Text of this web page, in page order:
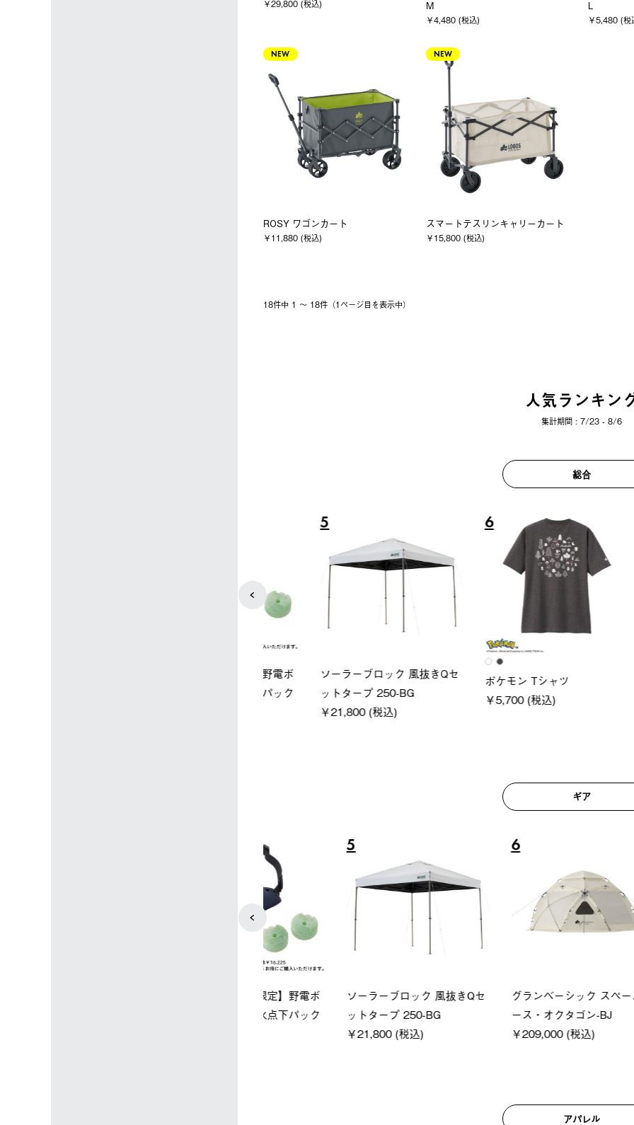
￥29,800 (税込)
M
￥4,480 (税込)
L
￥5,480 (税
NEW
ROSY ワゴンカート
￥11,880 (税込)
NEW
スマートテスリンキャリーカート
￥15,800 (税込)
18件中 1 〜 18件（1ページ⽬を表⽰中）
人気ランキン
集計期間 : 7/23 - 8/6
総合
ソーラーブロック 風抜きQセ
ットタープ 250-BG
￥21,800 (税込)
ポケモン Tシャツ
￥5,700 (税込)
ギア
5
ソーラーブロック 風抜きQセ
ットタープ 250-BG
グランベーシック スペースベ
ース・オクタゴン-BJ
Q-TOP
クサン
￥
アパレル